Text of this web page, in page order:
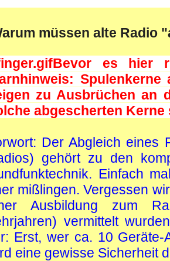
müssen alte Radio
Bevor es hier
zu Ausbrüchen an
abgescherten
Der Abgleich eines
gehört zu den
Einfach
mißlingen. Vergessen
Ausbildung zum
vermittelt
Erst, wer ca. 10 Geräte-
eine gewisse Sicherheit